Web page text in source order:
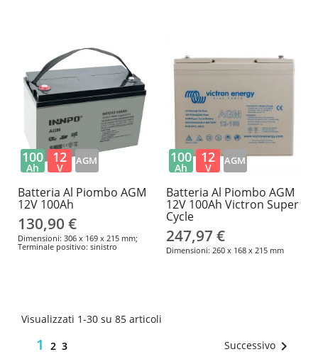
Batteria Al Piombo AGM
12V 100Ah
130,90 €
Dimensioni: 306 x 169 x 215 mm;
Terminale positivo: sinistro
100
Ah
12
V
AGM
Batteria Al Piombo AGM
12V 100Ah Victron Super
Cycle
247,97 €
Dimensioni: 260 x 168 x 215 mm
100
Ah
12
V
AGM
Visualizzati 1-30 su 85 articoli
1 2 3 Successivo 